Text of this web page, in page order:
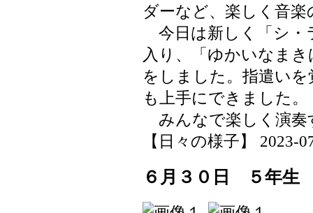
ダーなど、楽しく音
今日は新しく「シ・
入り、「ゆかいなま
をしました。指遣い
も上手にできました。
みんなで楽しく演奏
【日々の様子】 2023-
６月３０日 ５年生